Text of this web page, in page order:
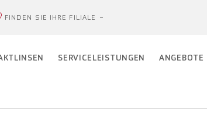
FINDEN SIE IHRE FILIALE
SERVICELEISTUNGEN ANGEBOTE